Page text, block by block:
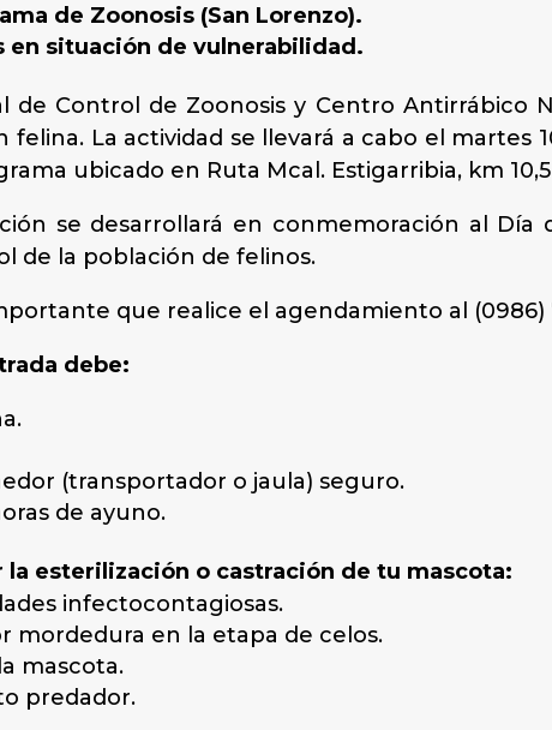
de Zoonosis (San Lorenzo).
en situación de vulnerabilidad.
de Control de Zoonosis y Centro Antirrábico
La actividad se llevará a cabo el martes
ubicado en Ruta Mcal. Estigarribia, km
se desarrollará en conmemoración al
de la población de felinos.
que realice el agendamiento al (0986)
debe:
(transportador o jaula) seguro.
de ayuno.
la esterilización o castración de tu mascota:
infectocontagiosas.
mordedura en la etapa de celos.
mascota.
predador.